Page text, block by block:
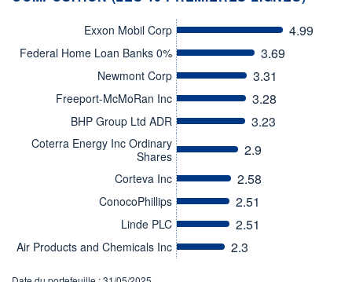
CATÉGORIE MORNINGSTAR
Actions Secteur Energie
FONDS PARTENAIRES
TARIFS PRIVILÉGIÉS 0%
BOURSOVIE LUX
CTO BUSINESS
Exxon Mobil Corp 4.99
Federal Home Loan Banks 0% 3.69
Newmont Corp 3.31
Freeport-McMoRan Inc 3.28
BHP Group Ltd ADR 3.23
Coterra Energy Inc Ordinary
Shares
2.9
Corteva Inc 2.58
ConocoPhillips 2.51
Linde PLC 2.51
Air Products and Chemicals Inc 2.3